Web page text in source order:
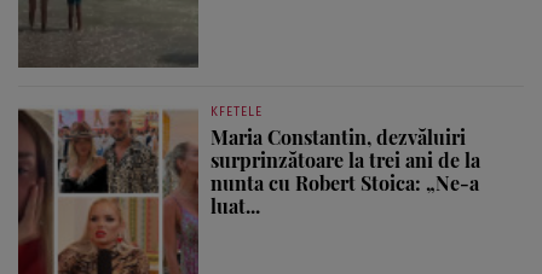
KFETELE
Maria Constantin, dezvăluiri
surprinzătoare la trei ani de la
nunta cu Robert Stoica: „Ne-a
luat...